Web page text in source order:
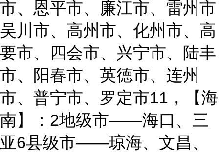
市、恩平市、廉江市、雷州市
吴川市、高州市、化州市、高
要市、四会市、兴宁市、陆丰
市、阳春市、英德市、连州
市、普宁市、罗定市11，【海
南】：2地级市——海口、三
亚6县级市——琼海、文昌、